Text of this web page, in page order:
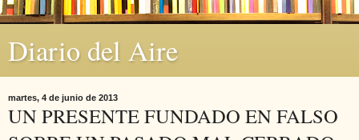
Diario del Aire
martes, 4 de junio de 2013
UN PRESENTE FUNDADO EN FALSO